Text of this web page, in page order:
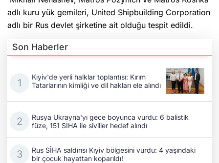
adlı kuru yük gemileri, United Shipbuilding Corporation
adlı bir Rus devlet şirketine ait olduğu tespit edildi.
Son Haberler
Kıyiv'de yerli halklar toplantısı: Kırım
Tatarlarının kimliği ve dil hakları ele alındı
Rusya Ukrayna'yı gece boyunca vurdu: 6 balistik
füze, 151 SİHA ile siviller hedef alındı
Rus SİHA saldırısı Kıyiv bölgesini vurdu: 4 yaşındaki
bir çocuk hayattan koparıldı!